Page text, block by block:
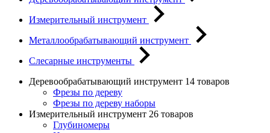
Измерительный инструмент
Металлообрабатывающий инструмент
Слесарные инструменты
Деревообрабатывающий инструмент 14 товаров
Фрезы по дереву
Фрезы по дереву наборы
Измерительный инструмент 26 товаров
Глубиномеры